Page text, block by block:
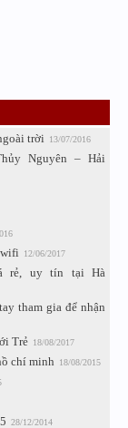
trời 13/07/2016
Nguyên – Hải
12/06/2017
rẻ, uy tín tại Hà
tham gia để nhận
Trẻ 18/08/2017
chí minh 18/08/2015
28/12/2014